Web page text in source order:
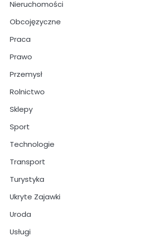
Nieruchomości
Obcojęzyczne
Praca
Prawo
Przemysł
Rolnictwo
Sklepy
Sport
Technologie
Transport
Turystyka
Ukryte Zajawki
Uroda
Usługi